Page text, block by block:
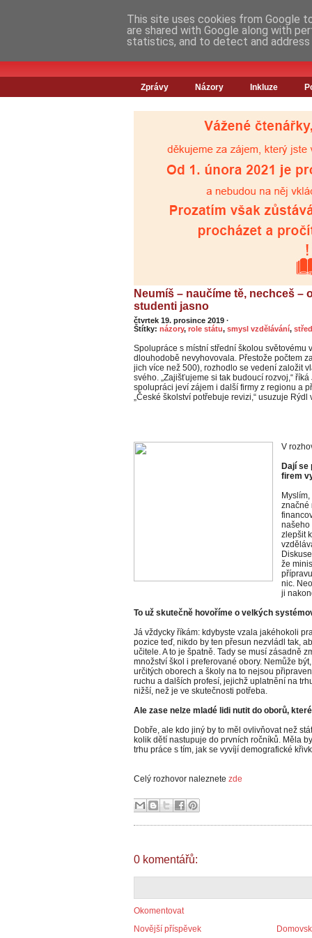
Zprávy Názory Inkluze
Neumíš – naučíme tě, nechceš –
studenti jasno
čtvrtek 19. prosince 2019 ·
Štítky: názory, role státu, smysl vzdělávání,
Spolupráce s místní střední školou světovému
dlouhodobě nevyhovovala. Přestože počtem
jich více než 500), rozhodlo se vedení založit
svého. „Zajišťujeme si tak budoucí rozvoj,“
spolupráci jeví zájem i další firmy z regionu a
„České školství potřebuje revizi,“ usuzuje
V
Dají se
firem
značné
našeho
zlepšit
že
nic.
ji
To už skutečně hovoříme o velkých
Já vždycky říkám: kdybyste vzala jakéhokoli
pozice teď, nikdo by ten přesun nezvládl tak,
učitele. A to je špatně. Tady se musí zásadně
množství škol i preferované obory. Nemůže
určitých oborech a školy na to nejsou
ruchu a dalších profesí, jejichž uplatnění na
nižší, než je ve skutečnosti potřeba.
Ale zase nelze mladé lidi nutit do oborů,
Dobře, ale kdo jiný by to měl ovlivňovat než
kolik dětí nastupuje do prvních ročníků. Měla
trhu práce s tím, jak se vyvíjí demografické
Celý rozhovor naleznete zde
0 komentářů:
Okomentovat
Novější příspěvek
This site uses cookies from Google
are shared with Google along with
statistics, and to detect and address